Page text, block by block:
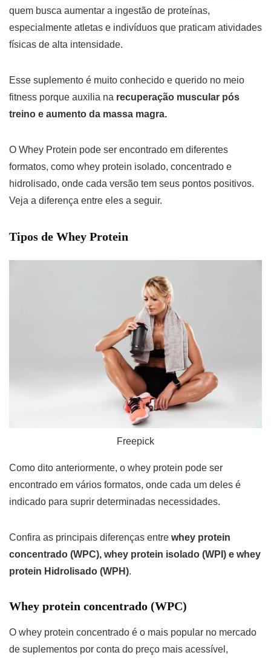
quem busca aumentar a ingestão de proteínas,
especialmente atletas e indivíduos que praticam atividades
físicas de alta intensidade.
Esse suplemento é muito conhecido e querido no meio
fitness porque auxilia na recuperação muscular pós
treino e aumento da massa magra.
O Whey Protein pode ser encontrado em diferentes
formatos, como whey protein isolado, concentrado e
hidrolisado, onde cada versão tem seus pontos positivos.
Veja a diferença entre eles a seguir.
Tipos de Whey Protein
Freepick
Como dito anteriormente, o whey protein pode ser
encontrado em vários formatos, onde cada um deles é
indicado para suprir determinadas necessidades.
Confira as principais diferenças entre whey protein
concentrado (WPC), whey protein isolado (WPI) e whey
protein Hidrolisado (WPH).
Whey protein concentrado (WPC)
O whey protein concentrado é o mais popular no mercado
de suplementos por conta do preço mais acessível,